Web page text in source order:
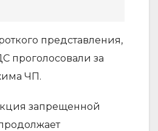
представления,
проголосовали за
ЧП.
запрещенной